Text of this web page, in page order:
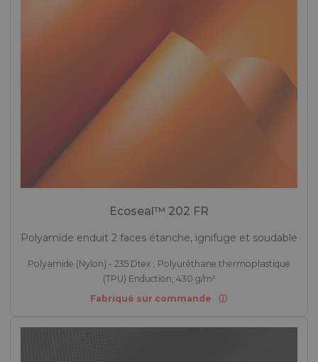
Ecoseal™ 202 FR
Polyamide enduit 2 faces étanche, ignifuge et soudable
Polyamide (Nylon) - 235 Dtex , Polyuréthane thermoplastique
(TPU) Enduction, 430 g/m²
Fabriqué sur commande